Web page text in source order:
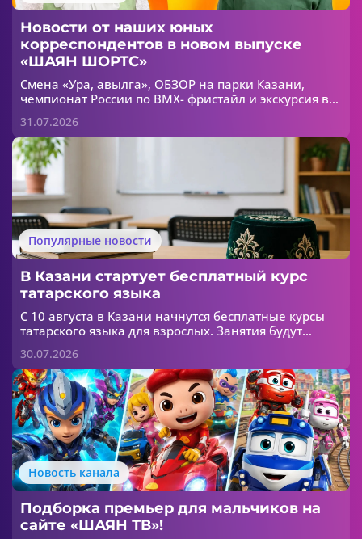
Новости от наших юных
корреспондентов в новом выпуске
«ШАЯН ШОРТС»
Смена «Ура, авылга», ОБЗОР на парки Казани,
чемпионат России по ВМХ- фристайл и экскурсия в
31.07.2026
Популярные новости
В Казани стартует бесплатный курс
татарского языка
С 10 августа в Казани начнутся бесплатные курсы
татарского языка для взрослых. Занятия будут
для начинающих и для тех, кто хочет улучшить
свои знания.
30.07.2026
Новость канала
Подборка премьер для мальчиков на
сайте «ШАЯН ТВ»!